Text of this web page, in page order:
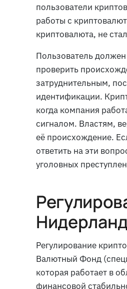
пользователи
работы с
криптовалюта, не
Пользователь
проверить
затруднительным,
идентификации.
когда компания
сигналом. Властям,
её происхождение.
ответить на эти
уголовных
Регулирование
Валютный Фонд
которая работает в
финансовой